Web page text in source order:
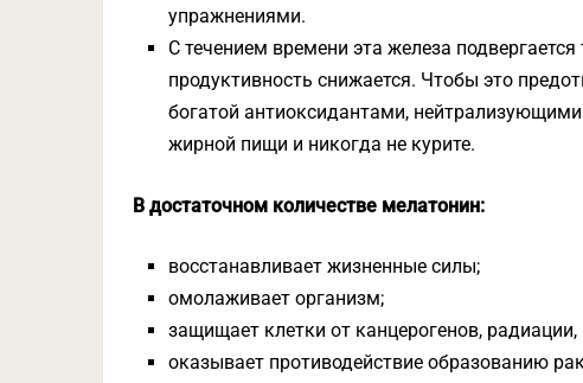
упражнениями.
С течением времени эта железа
продуктивность снижается. Чтобы это
богатой антиоксидантами,
жирной пищи и никогда не курите.
В достаточном количестве мелатонин:
восстанавливает жизненные силы;
омолаживает организм;
защищает клетки от канцерогенов,
оказывает противодействие образованию